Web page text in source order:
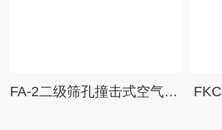
FA-2二级筛孔撞击式空气微生物采样器